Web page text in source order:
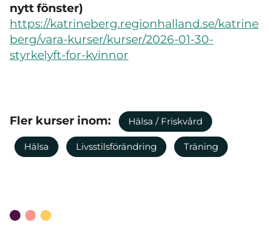
nytt fönster)
https://katrineberg.regionhalland.se/katrine
berg/vara-kurser/kurser/2026-01-30-
styrkelyft-for-kvinnor
Fler kurser inom: Hälsa / Friskvård
Hälsa Livsstilsförändring Träning